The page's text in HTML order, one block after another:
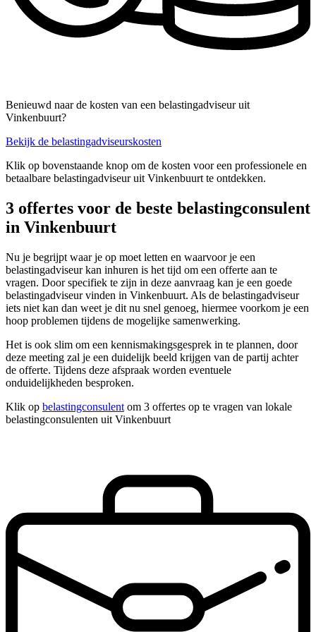
Benieuwd naar de kosten van een belastingadviseur uit
Vinkenbuurt?
Bekijk de belastingadviseurskosten
Klik op bovenstaande knop om de kosten voor een professionele en
betaalbare belastingadviseur uit Vinkenbuurt te ontdekken.
3 offertes voor de beste belastingconsulent
in Vinkenbuurt
Nu je begrijpt waar je op moet letten en waarvoor je een
belastingadviseur kan inhuren is het tijd om een offerte aan te
vragen. Door specifiek te zijn in deze aanvraag kan je een goede
belastingadviseur vinden in Vinkenbuurt. Als de belastingadviseur
iets niet kan dan weet je dit nu snel genoeg, hiermee voorkom je een
hoop problemen tijdens de mogelijke samenwerking.
Het is ook slim om een kennismakingsgesprek in te plannen, door
deze meeting zal je een duidelijk beeld krijgen van de partij achter
de offerte. Tijdens deze afspraak worden eventuele
onduidelijkheden besproken.
Klik op belastingconsulent om 3 offertes op te vragen van lokale
belastingconsulenten uit Vinkenbuurt